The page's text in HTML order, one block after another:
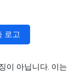
로고
이 아닙니다. 이는